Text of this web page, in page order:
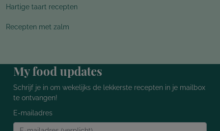
Hartige taart recepten
Recepten met zalm
My food updates
Schrijf je in om wekelijks de lekkerste recepten in je mailbox
te ontvangen!
E-mailadres